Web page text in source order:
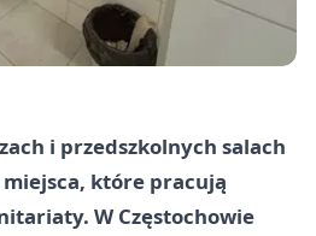
i przedszkolnych salach
które pracują
W Częstochowie